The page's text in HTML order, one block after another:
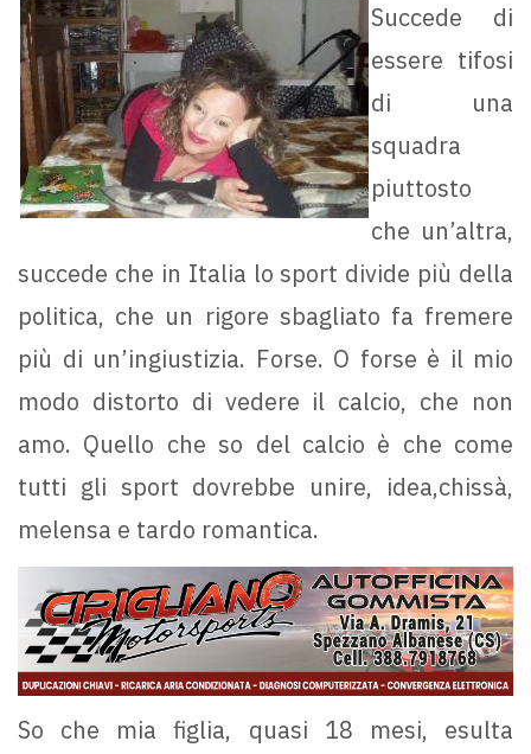
Succede di
essere tifosi
di una
squadra
piuttosto
che un’altra,
succede che in Italia lo sport divide più della
politica, che un rigore sbagliato fa fremere
più di un’ingiustizia. Forse. O forse è il mio
modo distorto di vedere il calcio, che non
amo. Quello che so del calcio è che come
tutti gli sport dovrebbe unire, idea,chissà,
melensa e tardo romantica.
So che mia figlia, quasi 18 mesi, esulta